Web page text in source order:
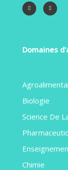
Domaines
Biologie
Science De
Chimie